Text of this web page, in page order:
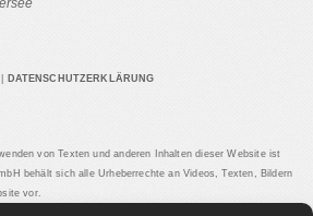
DATENSCHUTZERKLÄRUNG
von Texten und anderen Inhalten dieser Website ist
behält sich alle Urheberrechte an Videos, Texten, Bildern
vor.